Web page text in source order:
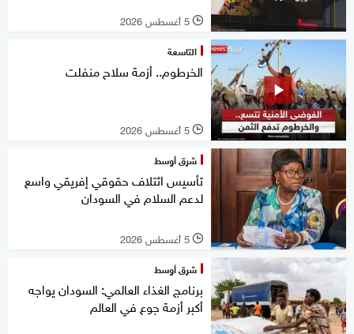
l 5 أغسطس 2026
التاسعة
الخرطوم.. أزمة سلاح منفلت
l 5 أغسطس 2026
شرق أوسط
تأسيس ائتلاف حقوقي إفريقي واسع
لدعم السلام في السودان
l 5 أغسطس 2026
شرق أوسط
برنامج الغذاء العالمي: السودان يواجه
أكبر أزمة جوع في العالم